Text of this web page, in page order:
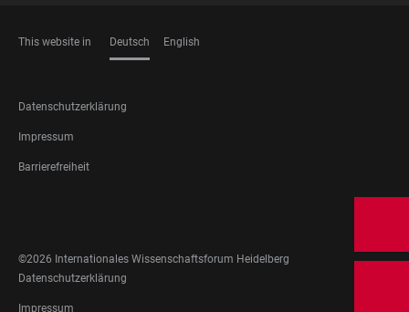
This website in Deutsch English
FOOTER
LEGAL
Datenschutzerklärung
Impressum
Barrierefreiheit
MEDIA
©2026 Internationales Wissenschaftsforum Heidelberg
FOOTER
LEGAL
Datenschutzerklärung
Impressum